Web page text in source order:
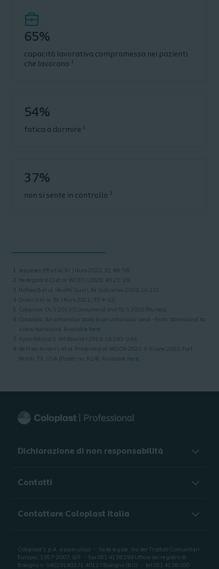
65%
capacità lavorativa compromessa nei pazienti
che lavorano 1
54%
fatica a dormire 1
37%
non si sente in controllo 1
Jeppesen PB et al. Br J Nurs 2022; 31:48–58.
Hedegaard CJ et al. WCET J 2020; 40:23–29.
Nafees B et al. Health Qual Life Outcomes 2018; 16:231.
Down G et al. Br J Nurs 2021; 30:4–12.
Coloplast. OLS 2019 (Consumers) and OLS 2020 (Nurses).
Coloplast. An unfamiliar body in an unfamiliar land – from ‘stomaland’ to
a new homeland. Available here.
Ayaz-Alkaya S. Int Wound J 2019; 16:243–249.
de Fries Jensen L et al. Presented at: WOCN 2022; 5-8 June 2022; Fort
Worth, TX, USA (Poster no. R24). Available here.
Dichiarazione di non responsabilità
Contatti
Contattare Coloplast Italia
Coloplast S.p.A. a socio unico
Sede legale: Via dei Trattati Comunitari
Europei, 1957-2007, 9/F
fax 051 4138 299 Ufficio del registro di
Bologna n. 04029180371 40127 Bologna (BO) tel 051 4138 000